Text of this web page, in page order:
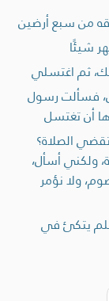
من سبع أرضين
شيئًا
ثم اغتسلي
فسألت رسول
أن تغتسل
الصلاة؟
ولكني أسأل،
ولا نؤمر
يتكئ في